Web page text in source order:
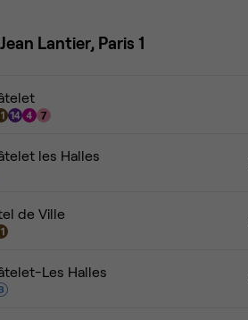
Lantier, Paris 1
les Halles
de Ville
Les Halles